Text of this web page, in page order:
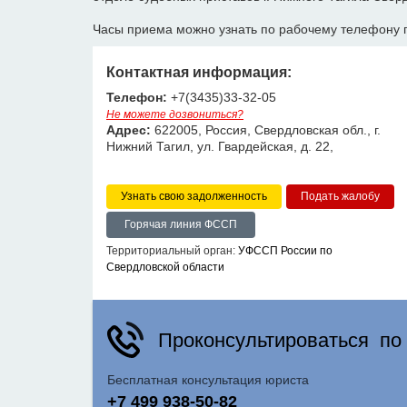
Часы приема можно узнать по рабочему телефону
Контактная информация:
Телефон: +7(3435)33-32-05
Не можете дозвониться?
Адрес: 622005, Россия, Свердловская обл., г.
Нижний Тагил, ул. Гвардейская, д. 22,
Узнать свою задолженность
Горячая линия ФССП
Территориальный орган: УФССП России по
Свердловской области